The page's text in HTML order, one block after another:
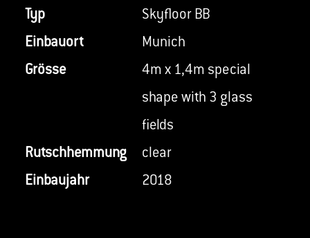
SERVICES
ENGLISH
Typ Skyfloor BB
Einbauort Munich
Grösse 4m x 1,4m special
shape with 3 glass
fields
Rutschhemmung clear
Einbaujahr 2018